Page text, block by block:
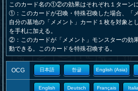
このカード名の①②の効果はそれぞれ１ターン
①：このカードが召喚・特殊召喚した場合、「
自分の墓地の「メメント」カード１枚を対象と
を手札に加える。
②：このカードが「メメント」モンスターの効
動できる。このカードを特殊召喚する。
OCG 日本語 한글 English (Asia)
English Deutsch Français